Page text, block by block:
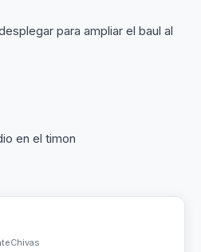
para ampliar el baul al
en el timon